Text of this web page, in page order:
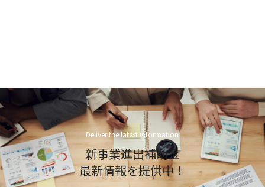
Deliver the latest information
新事業進出補助金
最新情報を提供中！